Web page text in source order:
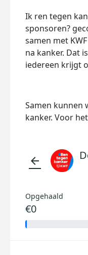
Ik ren tegen
sponsoren?
samen met
na kanker. Dat
iedereen krijgt
Samen kunnen
kanker. Voor
arrow_back
Opgehaald
€0